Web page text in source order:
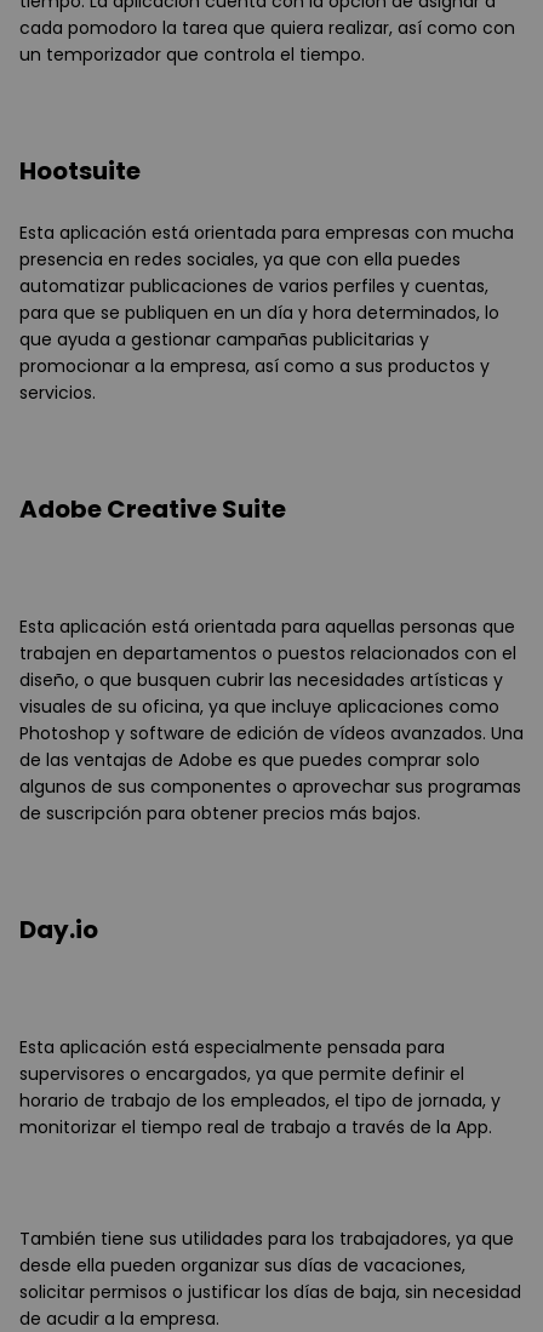
cada pomodoro la tarea que quiera realizar, así como con
un temporizador que controla el tiempo.
Hootsuite
Esta aplicación está orientada para empresas con mucha
presencia en redes sociales, ya que con ella puedes
automatizar publicaciones de varios perfiles y cuentas,
para que se publiquen en un día y hora determinados, lo
que ayuda a gestionar campañas publicitarias y
promocionar a la empresa, así como a sus productos y
servicios.
Adobe Creative Suite
Esta aplicación está orientada para aquellas personas que
trabajen en departamentos o puestos relacionados con el
diseño, o que busquen cubrir las necesidades artísticas y
visuales de su oficina, ya que incluye aplicaciones como
Photoshop y software de edición de vídeos avanzados. Una
de las ventajas de Adobe es que puedes comprar solo
algunos de sus componentes o aprovechar sus programas
de suscripción para obtener precios más bajos.
Day.io
Esta aplicación está especialmente pensada para
supervisores o encargados, ya que permite definir el
horario de trabajo de los empleados, el tipo de jornada, y
monitorizar el tiempo real de trabajo a través de la App.
También tiene sus utilidades para los trabajadores, ya que
desde ella pueden organizar sus días de vacaciones,
solicitar permisos o justificar los días de baja, sin necesidad
de acudir a la empresa.